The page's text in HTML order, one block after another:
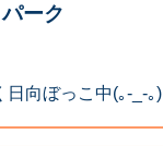
ーク
日向ぼっこ中(｡-_-｡)